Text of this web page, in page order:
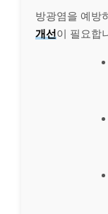
방광염을 예방
개선이 필요합